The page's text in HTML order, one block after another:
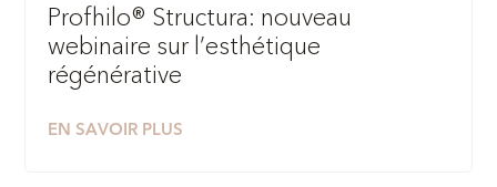
Profhilo® Structura: nouveau
webinaire sur l’esthétique
régénérative
EN SAVOIR PLUS